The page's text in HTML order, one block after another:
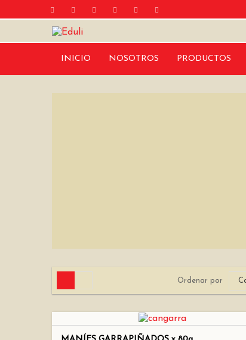
INICIO NOSOTROS PRODUCTOS
Ordenar por